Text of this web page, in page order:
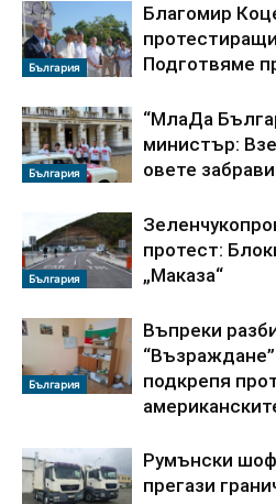
България
Благомир
Подготвяме
България
“МлаДа
министър:
овете
България
протест:
„Маказа“
България
Въпреки
подкрепя
Румънски
прегази